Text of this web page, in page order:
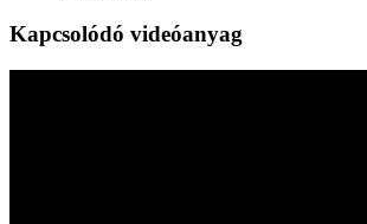
Kapcsolódó videóanyag